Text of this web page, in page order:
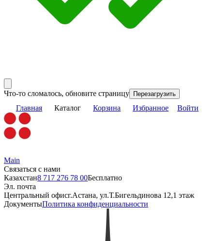
Что-то сломалось, обновите страницу Перезагрузить
Главная Каталог Корзина Избранное Войти
Main
Связаться с нами
Казахстан8 717 276 78 00Бесплатно
Эл. почта
Центральный офисг.Астана, ул.Т.Бигельдинова 12,1 этаж
ДокументыПолитика конфиденциальности